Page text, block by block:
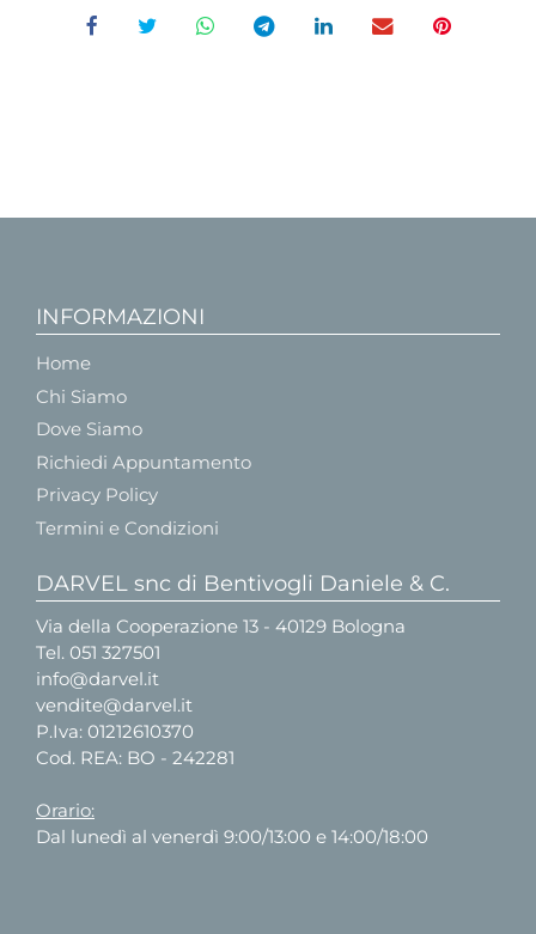
INFORMAZIONI
Home
Chi Siamo
Dove Siamo
Richiedi Appuntamento
Privacy Policy
Termini e Condizioni
DARVEL snc di Bentivogli Daniele & C.
Via della Cooperazione 13 - 40129 Bologna
Tel. 051 327501
info@darvel.it
vendite@darvel.it
P.Iva: 01212610370
Cod. REA: BO - 242281
Orario:
Dal lunedì al venerdì 9:00/13:00 e 14:00/18:00